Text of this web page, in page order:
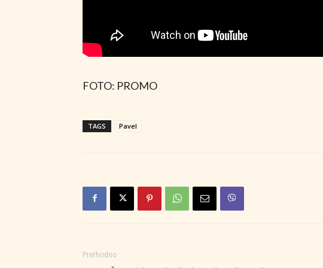
FOTO: PROMO
TAGS Pavel
Prethodno